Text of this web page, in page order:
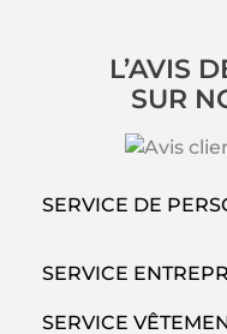
L’AVIS
SUR
SERVICE DE
SERVICE
SERVICE